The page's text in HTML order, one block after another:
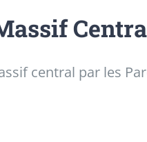
central par les